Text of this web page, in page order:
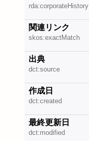
rda:corporateHistory
関連リンク
skos:exactMatch
出典
dct:source
作成日
dct:created
最終更新日
dct:modified